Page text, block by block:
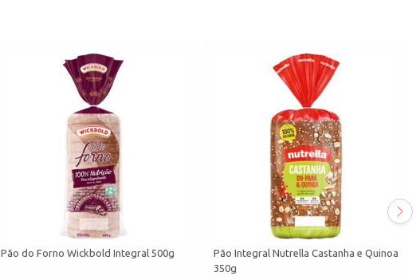
Pão do Forno Wickbold Integral 500g
Pão Integral Nutrella Castanha e Quinoa
350g